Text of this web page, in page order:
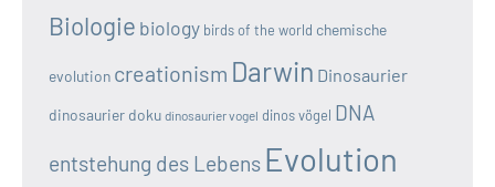
Biologie biology birds of the world chemische
evolution creationism Darwin Dinosaurier
dinosaurier doku dinosaurier vogel dinos vögel DNA
entstehung des Lebens Evolution